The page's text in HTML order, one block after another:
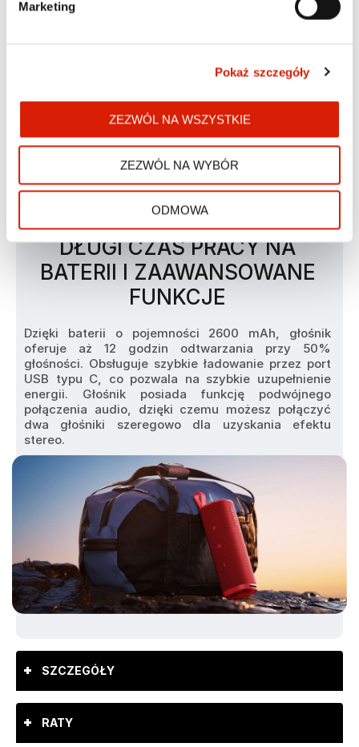
Marketing
Pokaż szczegóły
ZEZWÓL NA WSZYSTKIE
ZEZWÓL NA WYBÓR
ODMOWA
DŁUGI CZAS PRACY NA
BATERII I ZAAWANSOWANE
FUNKCJE
Dzięki baterii o pojemności 2600 mAh, głośnik
oferuje aż 12 godzin odtwarzania przy 50%
głośności. Obsługuje szybkie ładowanie przez port
USB typu C, co pozwala na szybkie uzupełnienie
energii. Głośnik posiada funkcję podwójnego
połączenia audio, dzięki czemu możesz połączyć
dwa głośniki szeregowo dla uzyskania efektu
stereo.
SZCZEGÓŁY
RATY